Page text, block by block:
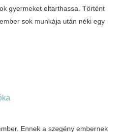
gyermeket eltarthassa. Történt
sok munkája után néki egy
Ennek a szegény embernek